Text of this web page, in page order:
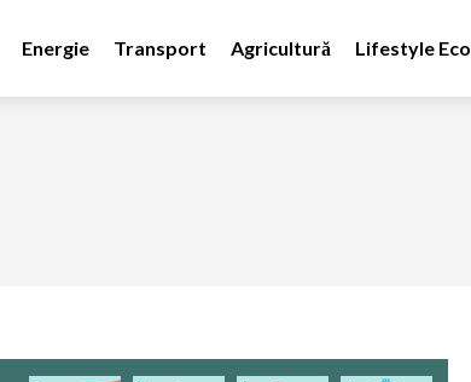
Energie Transport Agricultură Lifestyle Eco